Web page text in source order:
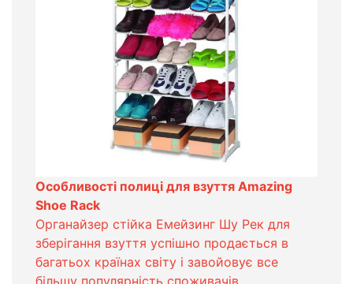
Особливості полиці для взуття Amаzing
Shoe Rack
Органайзер стійка Емейзинг Шу Рек для
зберігання взуття успішно продається в
багатьох країнах світу і завойовує все